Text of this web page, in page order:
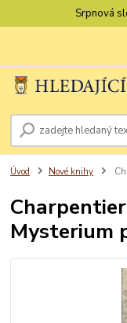
Srpnová
Úvod Nové knihy
Mysterium